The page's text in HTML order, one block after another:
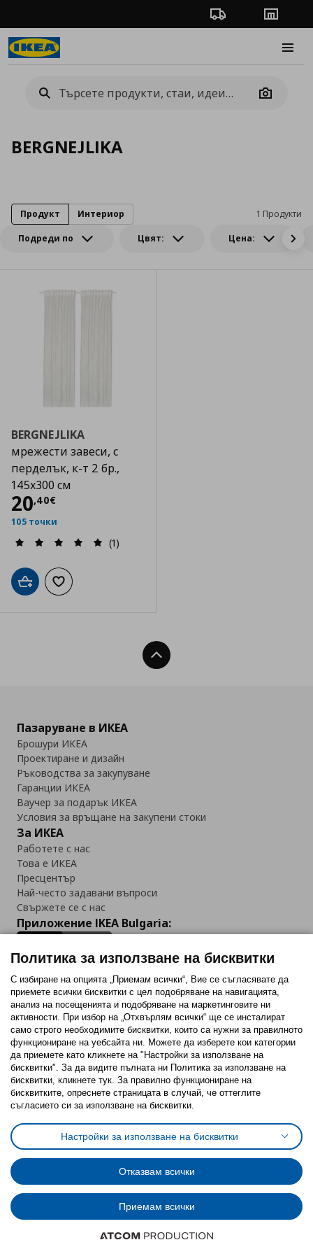
Проследяване на
Camera
BERGNEJLIKA
Подреди по Цвят: Цена:
1 Продукти
Продукт Интериор
BERGNEJLIKA
мрежести завеси, с
перделък, к-т 2 бр.,
145x300 см
20,40€
Цена
105 точки
(1)
Добави в кошницата
Добави към списъка с любими
Нагоре
Пазаруване в ИКЕА
Брошури ИКЕА
Проектиране и дизайн
Ръководства за закупуване
Гаранции ИКЕА
Ваучер за подарък ИКЕА
Условия за връщане на закупени стоки
За ИКЕА
Работете с нас
Това е ИКЕА
Пресцентър
Най-често задавани въпроси
Свържете се с нас
Приложение IKEA Bulgaria:
Последвайте ни:
FacebookTwitterYoutubePinterestInstagram
Политика за използване на бисквитки (Cookies)
Избор на настройки за използване на бисквитки
Условия за ползване на ikea.bgОбща политика за личните данни
Политика за защита на личните данни на ikea.bg
Общи условия на програма IKEA Family
Политика за защита на лични данни на програма IKEA Family
© Inter-IKEA Systems B.V. 1999 - 2025
Политика за използване на бисквитки
С избиране на опцията „Приемам всички“, Вие се съгласявате да
приемете всички бисквитки с цел подобряване на навигацията,
анализ на посещенията и подобряване на маркетинговите ни
активности. При избор на „Отхвърлям всички“ ще се инсталират
само строго необходимитe бисквитки, които са нужни за правилното
функциониране на уебсайта ни. Можете да изберете кои категории
да приемете като кликнете на "Настройки за използване на
бисквитки". За да видите пълната ни Политика за използване на
бисквитки, кликнете тук. За правилно функциониране на
бисквитките, опреснете страницата в случай, че оттеглите
съгласието си за използване на бисквитки.
Настройки за използване на бисквитки
Отказвам всички
Приемам всички